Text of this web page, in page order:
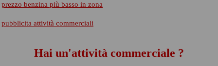
prezzo benzina più basso in zona
pubblicita attività commerciali
Hai un'attività commerciale ?